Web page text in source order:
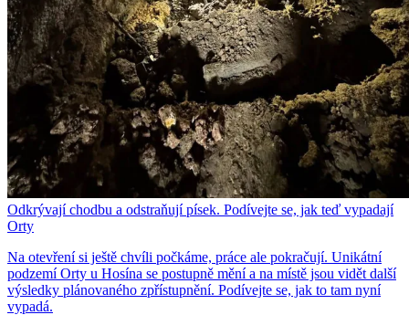
Odkrývají chodbu a odstraňují písek. Podívejte se, jak teď vypadají
Orty
Na otevření si ještě chvíli počkáme, práce ale pokračují. Unikátní
podzemí Orty u Hosína se postupně mění a na místě jsou vidět další
výsledky plánovaného zpřístupnění. Podívejte se, jak to tam nyní
vypadá.